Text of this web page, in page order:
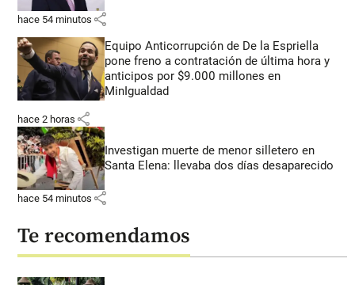
hace 54 minutos share
Equipo Anticorrupción de De la Espriella
pone freno a contratación de última hora y
anticipos por $9.000 millones en
MinIgualdad
hace 2 horas share
Investigan muerte de menor silletero en
Santa Elena: llevaba dos días desaparecido
hace 54 minutos share
Te recomendamos